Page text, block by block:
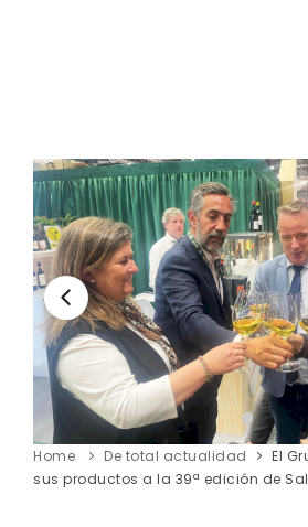
Home De total actualidad
El
sus productos a la 39ª edición de